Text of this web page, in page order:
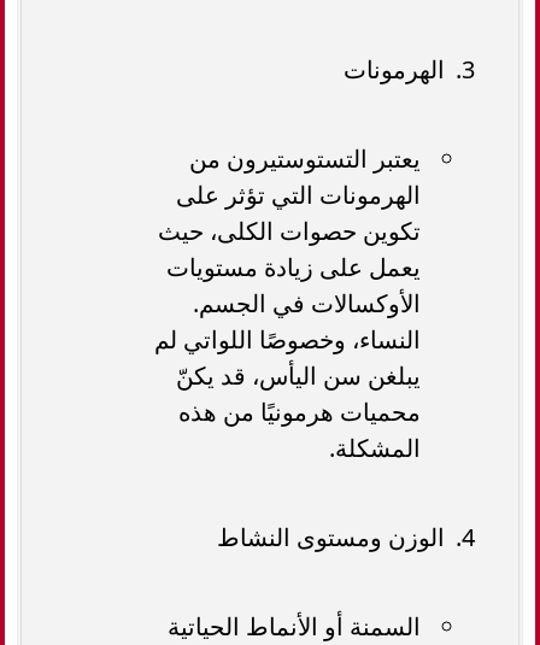
الهرمونات
يعتبر التستوستيرون من
الهرمونات التي تؤثر على
تكوين حصوات الكلى، حيث
يعمل على زيادة مستويات
الأوكسالات في الجسم.
النساء، وخصوصًا اللواتي لم
يبلغن سن اليأس، قد يكنّ
محميات هرمونيًا من هذه
المشكلة.
الوزن ومستوى النشاط
السمنة أو الأنماط الحياتية